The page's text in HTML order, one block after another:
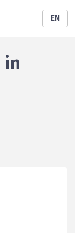
EN
in